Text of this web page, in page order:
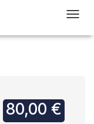
T
80,00 €